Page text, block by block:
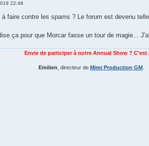
22:48
faire contre les spams ? Le forum est devenu
ça pour que Morcar fasse un tour de magie...
Envie de participer à notre Annual Show ? C'est
Emilien , directeur de Mimi Production GM.